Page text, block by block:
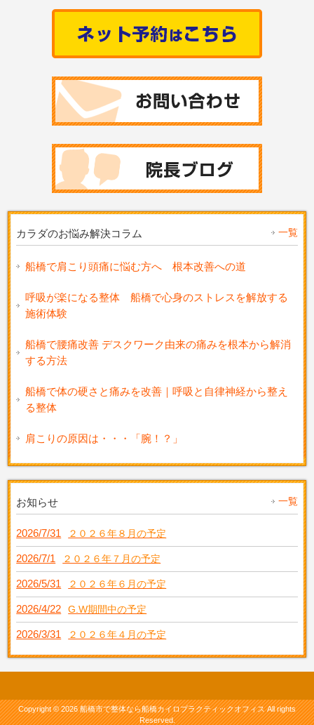
カラダのお悩み解決コラム 一覧
船橋で肩こり頭痛に悩む方へ 根本改善への道
呼吸が楽になる整体 船橋で心身のストレスを解放する
施術体験
船橋で腰痛改善 デスクワーク由来の痛みを根本から解消
する方法
船橋で体の硬さと痛みを改善｜呼吸と自律神経から整え
る整体
肩こりの原因は・・・「腕！？」
お知らせ 一覧
2026/7/31 ２０２６年８月の予定
2026/7/1 ２０２６年７月の予定
2026/5/31 ２０２６年６月の予定
2026/4/22 G.W期間中の予定
2026/3/31 ２０２６年４月の予定
Copyright © 2026 船橋市で整体なら船橋カイロプラクティックオフィス All rights
Reserved.